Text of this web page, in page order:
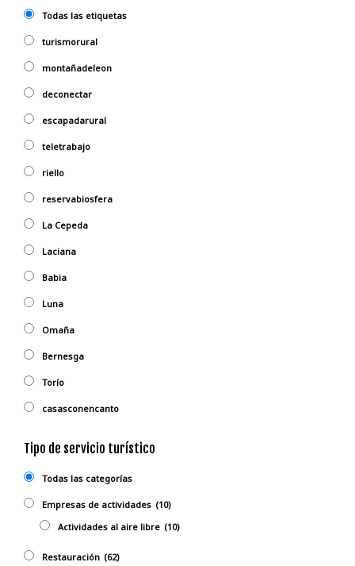
Todas las etiquetas
turismorural
montañadeleon
deconectar
escapadarural
teletrabajo
riello
reservabiosfera
La Cepeda
Laciana
Babia
Luna
Omaña
Bernesga
Torío
casasconencanto
Tipo de servicio turístico
Todas las categorías
Empresas de actividades (10)
Actividades al aire libre (10)
Restauración (62)